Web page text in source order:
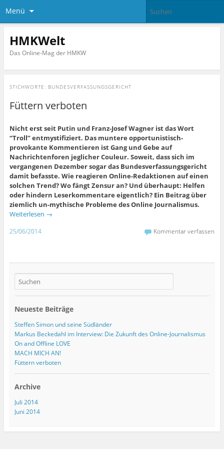
Menü
HMKWelt
Das Online-Mag der HMKW
STICHWORTE: BUNDESVERFASSUNGSGERICHT
Füttern verboten
Nicht erst seit Putin und Franz-Josef Wagner ist das Wort
“Troll” entmystifiziert. Das muntere opportunistisch-
provokante Kommentieren ist Gang und Gebe auf
Nachrichtenforen jeglicher Couleur. Soweit, dass sich im
vergangenen Dezember sogar das Bundesverfassungsgericht
damit befasste. Wie reagieren Online-Redaktionen auf einen
solchen Trend? Wo fängt Zensur an? Und überhaupt: Helfen
oder hindern Leserkommentare eigentlich? Ein Beitrag über
ziemlich un-mythische Probleme des Online Journalismus.
Weiterlesen →
25/06/2014 Kommentar verfassen
Neueste Beiträge
Steffen Simon und seine Südländer
Markus Beckedahl im Interview: Die Zukunft des Online-Journalismus
On and Offline LOVE
MACH MICH AN!
Füttern verboten
Archive
Juli 2014
Juni 2014